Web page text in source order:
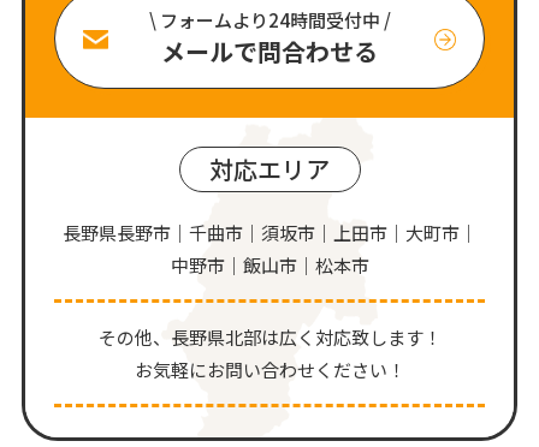
\ フォームより24時間受付中 /
メールで問合わせる
対応エリア
長野県長野市｜千曲市｜須坂市｜上田市｜大町市｜
中野市｜飯山市｜松本市
その他、⻑野県北部は広く対応致します！
お気軽にお問い合わせください！